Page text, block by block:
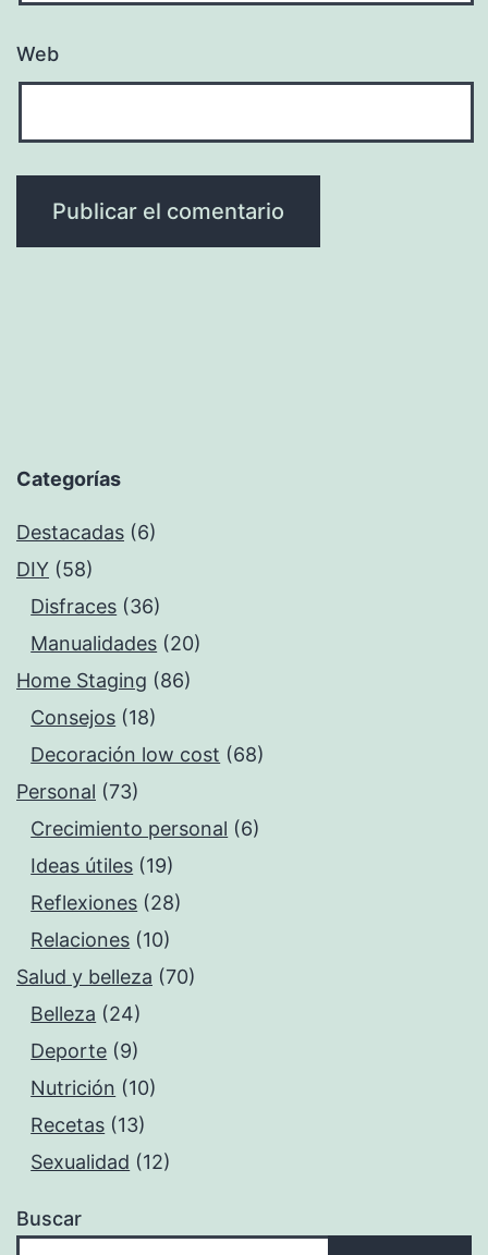
Web
Categorías
Destacadas (6)
DIY (58)
Disfraces (36)
Manualidades (20)
Home Staging (86)
Consejos (18)
Decoración low cost (68)
Personal (73)
Crecimiento personal (6)
Ideas útiles (19)
Reflexiones (28)
Relaciones (10)
Salud y belleza (70)
Belleza (24)
Deporte (9)
Nutrición (10)
Recetas (13)
Sexualidad (12)
Buscar